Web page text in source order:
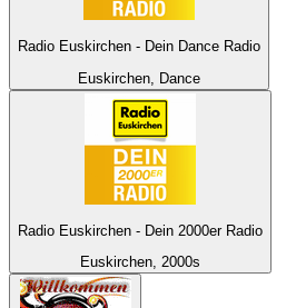
Radio Euskirchen - Dein Dance Radio
Euskirchen, Dance
Radio Euskirchen - Dein 2000er Radio
Euskirchen, 2000s